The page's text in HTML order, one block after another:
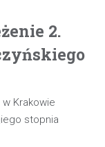
2.
Krakowie
stopnia